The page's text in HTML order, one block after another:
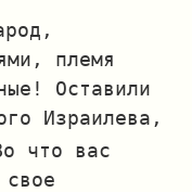
племя
Оставили
Израилева,
что вас